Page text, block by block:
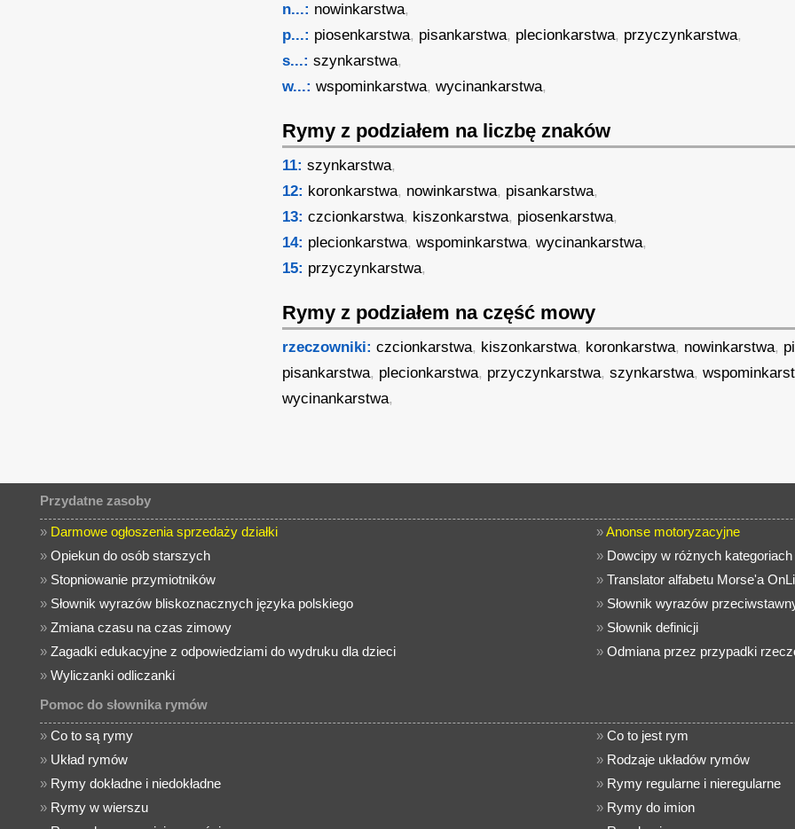
n...: nowinkarstwa,
p...: piosenkarstwa, pisankarstwa, plecionkarstwa, przyczynkarstwa,
s...: szynkarstwa,
w...: wspominkarstwa,wycinankarstwa,
Rymy z podziałem na liczbę znaków
11: szynkarstwa,
12: koronkarstwa, nowinkarstwa, pisankarstwa,
13: czcionkarstwa, kiszonkarstwa, piosenkarstwa,
14: plecionkarstwa,wspominkarstwa,wycinankarstwa,
15: przyczynkarstwa,
Rymy z podziałem na część mowy
rzeczowniki: czcionkarstwa, kiszonkarstwa, koronkarstwa, nowinkarstwa,
pisankarstwa, plecionkarstwa, przyczynkarstwa,szynkarstwa,
wycinankarstwa,
Przydatne zasoby
» Darmowe ogłoszenia sprzedaży działki »Anonse motoryzacyjne
»Opiekun do osób starszych » Dowcipy w różnych
» Stopniowanie przymiotników » Translator alfabetu Morse'a
» Słownik wyrazów bliskoznacznych języka polskiego » Słownik wyrazów
»Zmiana czasu na czas zimowy » Słownik definicji
»Zagadki edukacyjne z odpowiedziami do wydruku dla dzieci » Odmiana przez przypadki
»Wyliczanki odliczanki
Pomoc do słownika rymów
»Co to są rymy » Co to jest rym
» Układ rymów » Rodzaje układów rymów
» Rymy dokładne i niedokładne » Rymy regularne i nieregularne
» Rymy w wierszu » Rymy do imion